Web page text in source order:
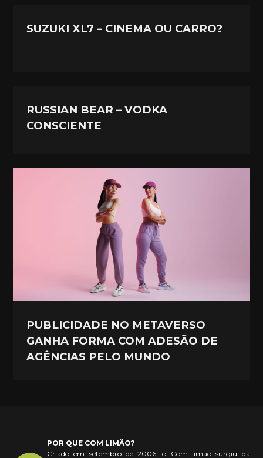
SUZUKI XL7 – CINEMA OU CARRO?
RUSSIAN BEAR – VODKA
CONSCIENTE
PUBLICIDADE NO METAVERSO
GANHA FORMA COM ADESÃO DE
AGÊNCIAS PELO MUNDO
POR QUE COM LIMÃO?
Criado em setembro de 2006, o Com limão surgiu da